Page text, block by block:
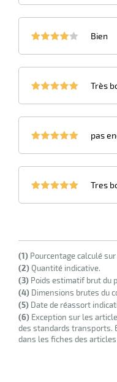
Bien
Très
pas
Tres
(1) Pourcentage calculé
(2)Quantité indicative.
(3) Poids estimatif brut du
(4) Dimensions brutes du
(5) Date de réassort
(6) Exception sur les
des standards transports.
dans les fiches des